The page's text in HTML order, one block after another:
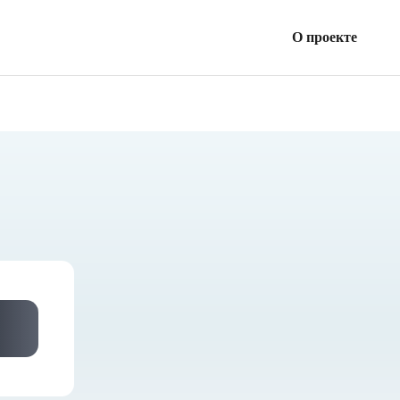
О проекте